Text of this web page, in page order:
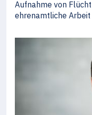
Aufnahme von
ehrenamtliche Arbeit